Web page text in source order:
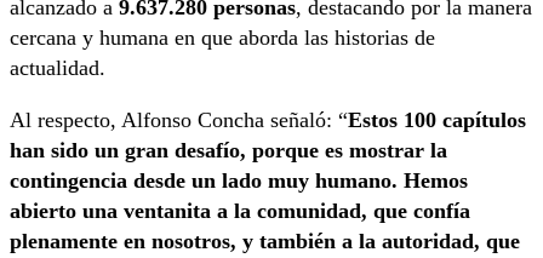
alcanzado a 9.637.280 personas, destacando por la manera
cercana y humana en que aborda las historias de
actualidad.
Al respecto, Alfonso Concha señaló: “Estos 100 capítulos
han sido un gran desafío, porque es mostrar la
contingencia desde un lado muy humano. Hemos
abierto una ventanita a la comunidad, que confía
plenamente en nosotros, y también a la autoridad, que